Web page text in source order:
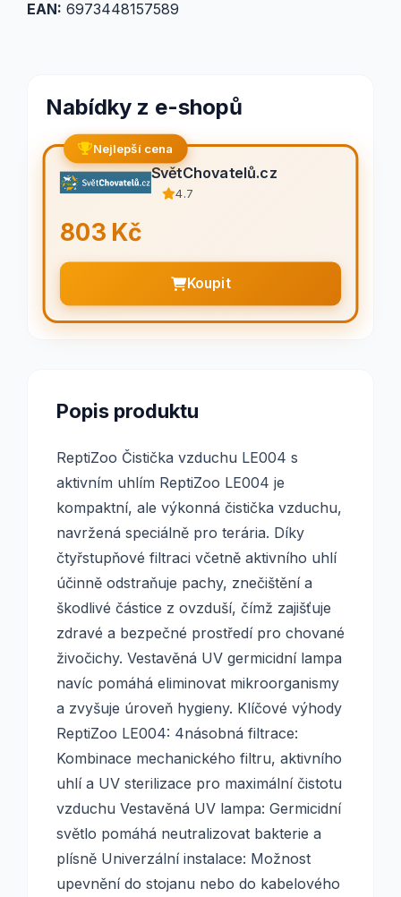
EAN: 6973448157589
Nabídky z e-shopů
Nejlepší cena
SvětChovatelů.cz
4.7
803 Kč
Koupit
Popis produktu
ReptiZoo Čistička vzduchu LE004 s
aktivním uhlím ReptiZoo LE004 je
kompaktní, ale výkonná čistička vzduchu,
navržená speciálně pro terária. Díky
čtyřstupňové filtraci včetně aktivního uhlí
účinně odstraňuje pachy, znečištění a
škodlivé částice z ovzduší, čímž zajišťuje
zdravé a bezpečné prostředí pro chované
živočichy. Vestavěná UV germicidní lampa
navíc pomáhá eliminovat mikroorganismy
a zvyšuje úroveň hygieny. Klíčové výhody
ReptiZoo LE004: 4násobná filtrace:
Kombinace mechanického filtru, aktivního
uhlí a UV sterilizace pro maximální čistotu
vzduchu Vestavěná UV lampa: Germicidní
světlo pomáhá neutralizovat bakterie a
plísně Univerzální instalace: Možnost
upevnění do stojanu nebo do kabelového